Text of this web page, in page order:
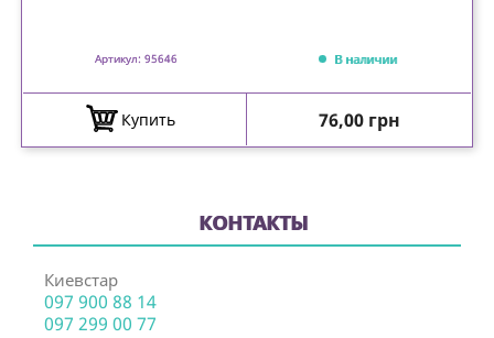
Артикул: 95646 В наличии
Купить Цена
76,00 грн
КОНТАКТЫ
Киевстар
097 900 88 14
097 299 00 77